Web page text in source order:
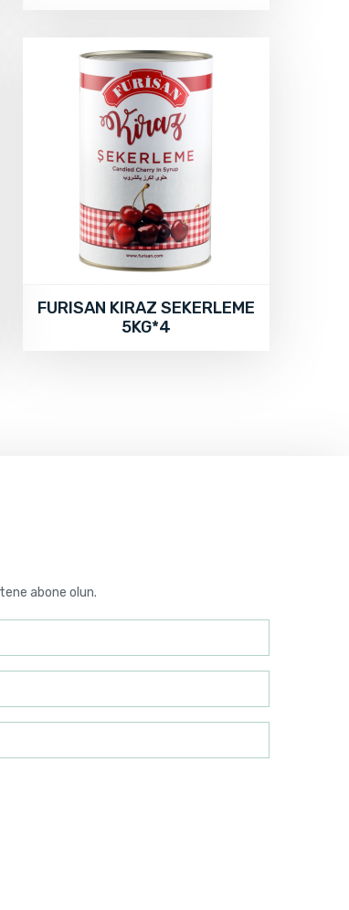
FURISAN KIRAZ SEKERLEME
5KG*4
abone olun.